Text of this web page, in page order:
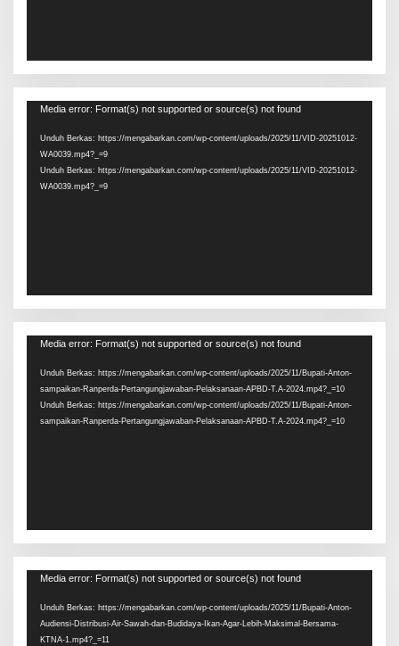
Pemutar
Media error: Format(s) not supported or source(s) not found
Unduh Berkas: https://mengabarkan.com/wp-content/uploads/2025/11/VID-20251012-
WA0039.mp4?_=9
Unduh Berkas: https://mengabarkan.com/wp-content/uploads/2025/11/VID-20251012-
WA0039.mp4?_=9
Pemutar
Media error: Format(s) not supported or source(s) not found
Unduh Berkas: https://mengabarkan.com/wp-content/uploads/2025/11/Bupati-Anton-
sampaikan-Ranperda-Pertangungjawaban-Pelaksanaan-APBD-T.A-2024.mp4?_=10
Unduh Berkas: https://mengabarkan.com/wp-content/uploads/2025/11/Bupati-Anton-
sampaikan-Ranperda-Pertangungjawaban-Pelaksanaan-APBD-T.A-2024.mp4?_=10
Pemutar
Media error: Format(s) not supported or source(s) not found
Unduh Berkas: https://mengabarkan.com/wp-content/uploads/2025/11/Bupati-Anton-
Audiensi-Distribusi-Air-Sawah-dan-Budidaya-Ikan-Agar-Lebih-Maksimal-Bersama-
KTNA-1.mp4?_=11